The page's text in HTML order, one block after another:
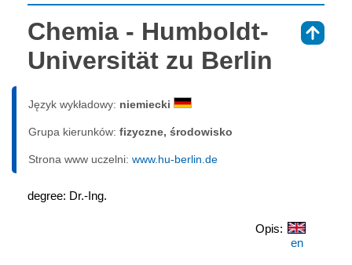
Chemia - Humboldt-
Universität zu Berlin
Język wykładowy: niemiecki
Grupa kierunków: fizyczne, środowisko
Strona www uczelni: www.hu-berlin.de
degree: Dr.-Ing.
Opis:
en